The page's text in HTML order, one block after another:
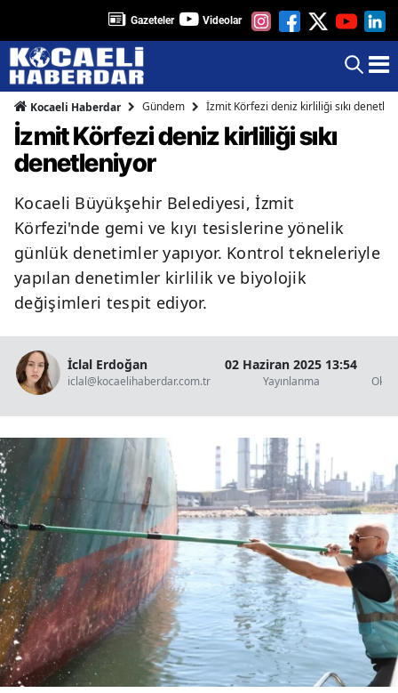
Gazeteler Videolar
Kocaeli Haberdar Gündem İzmit Körfezi deniz kirliliği sıkı
İzmit Körfezi deniz kirliliği sıkı
denetleniyor
Kocaeli Büyükşehir Belediyesi, İzmit
Körfezi'nde gemi ve kıyı tesislerine yönelik
günlük denetimler yapıyor. Kontrol tekneleriyle
yapılan denetimler kirlilik ve biyolojik
değişimleri tespit ediyor.
İclal Erdoğan
iclal@kocaelihaberdar.com.tr
02 Haziran 2025 13:54
Yayınlanma